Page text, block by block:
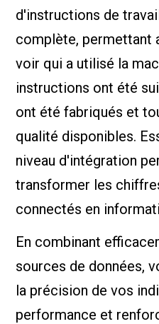
d'instructions de
complète, permettant
voir qui a utilisé la
instructions ont été
ont été fabriqués et
qualité disponibles.
niveau d'intégration
transformer les
connectés en
En combinant
sources de données,
la précision de vos
performance et